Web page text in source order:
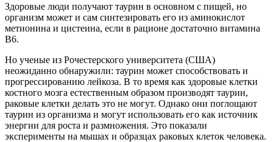
Здоровые люди получают таурин в основном с пищей, но
организм может и сам синтезировать его из аминокислот
метионина и цистеина, если в рационе достаточно витамина
B6.
Но ученые из Рочестерского университета (США)
неожиданно обнаружили: таурин может способствовать и
прогрессированию лейкоза. В то время как здоровые клетки
костного мозга естественным образом производят таурин,
раковые клетки делать это не могут. Однако они поглощают
таурин из организма и могут использовать его как источник
энергии для роста и размножения. Это показали
эксперименты на мышах и образцах раковых клеток человека.